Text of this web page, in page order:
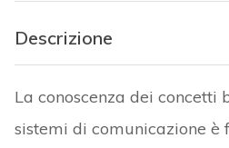
Descrizione
La conoscenza dei concetti
sistemi di comunicazione è